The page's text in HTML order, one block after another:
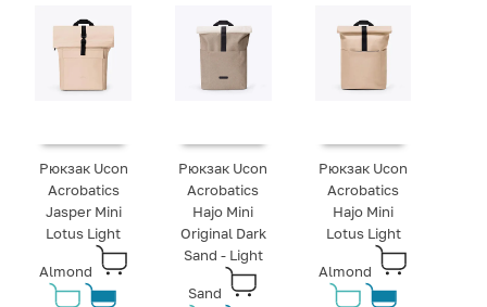
Рюкзак Ucon
Acrobatics
Jasper Mini
Lotus Light
Almond
Рюкзак Ucon
Acrobatics
Hajo Mini
Original Dark
Sand - Light
Sand
Рюкзак Ucon
Acrobatics
Hajo Mini
Lotus Light
Almond